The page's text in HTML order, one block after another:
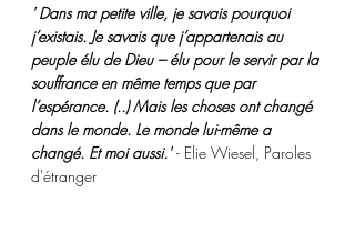
' Dans ma petite ville, je savais pourquoi
j’existais. Je savais que j’appartenais au
peuple élu de Dieu – élu pour le servir par la
souffrance en même temps que par
l’espérance. (..) Mais les choses ont changé
dans le monde. Le monde lui-même a
changé. Et moi aussi.'- Elie Wiesel, Paroles
d'étranger